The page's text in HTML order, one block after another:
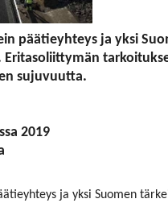
päätieyhteys ja yksi
sujuvuutta.
2019
ja yksi Suomen